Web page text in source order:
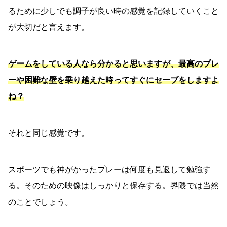
るために少しでも調子が良い時の感覚を記録していくこと
が大切だと言えます。
ゲームをしている人なら分かると思いますが、最高のプレ
ーや困難な壁を乗り越えた時ってすぐにセーブをしますよ
ね？
それと同じ感覚です。
スポーツでも神がかったプレーは何度も見返して勉強す
る。そのための映像はしっかりと保存する。界隈では当然
のことでしょう。